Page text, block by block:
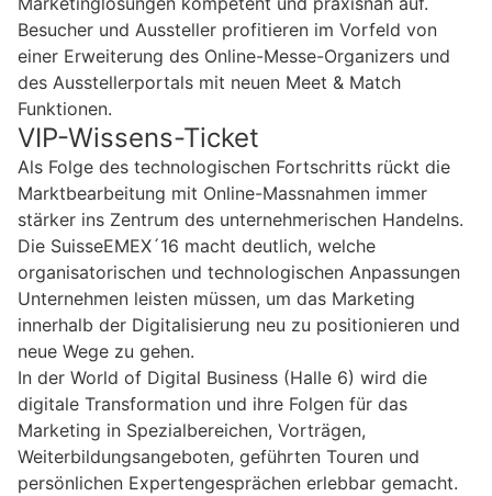
Besucher und Aussteller profitieren im Vorfeld von
einer Erweiterung des Online-Messe-Organizers und
des Ausstellerportals mit neuen Meet & Match
Funktionen.
VIP-Wissens-Ticket
Als Folge des technologischen Fortschritts rückt die
Marktbearbeitung mit Online-Massnahmen immer
stärker ins Zentrum des unternehmerischen Handelns.
Die SuisseEMEX´16 macht deutlich, welche
organisatorischen und technologischen Anpassungen
Unternehmen leisten müssen, um das Marketing
innerhalb der Digitalisierung neu zu positionieren und
neue Wege zu gehen.
In der World of Digital Business (Halle 6) wird die
digitale Transformation und ihre Folgen für das
Marketing in Spezialbereichen, Vorträgen,
Weiterbildungsangeboten, geführten Touren und
persönlichen Expertengesprächen erlebbar gemacht.